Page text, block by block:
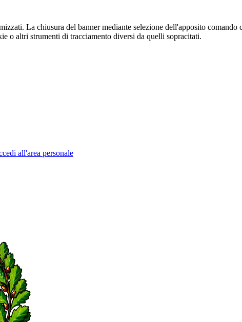
La chiusura del banner mediante selezione dell'apposito
o altri strumenti di tracciamento diversi da quelli sopracitati.
all'area personale